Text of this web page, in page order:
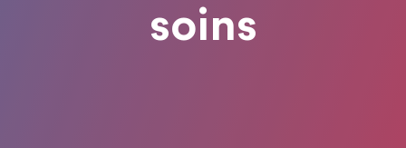
soins